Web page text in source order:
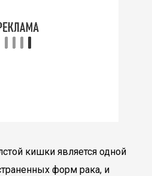
кишки является одной
форм рака, и